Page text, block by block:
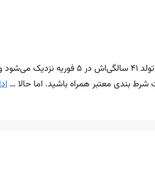
اعتصاب عجیب رونالدو در النصر؛ رویای ۱۰۰۰ گل در خطر است! کریستیانو رونالدو با